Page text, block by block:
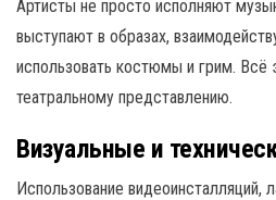
Артисты не просто исполняют
выступают в образах,
использовать костюмы и грим. Всё
театральному представлению.
Визуальные и
Использование видеоинсталляций,